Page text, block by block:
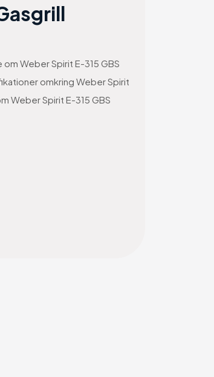
Weber Spirit E-315 GBS
omkring Weber Spirit
Weber Spirit E-315 GBS